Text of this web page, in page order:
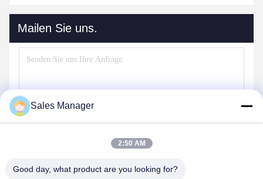
Mailen Sie uns.
Sales Manager
2:50 AM
Good day, what product are you looking for?